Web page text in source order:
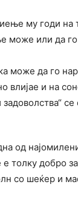
му годи на
може или да
може да го
влијае и на
од
е толку добро
со шеќер и